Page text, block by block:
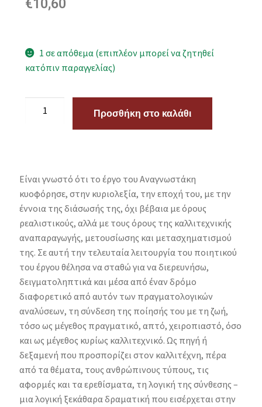
€10,60
1 σε απόθεμα (επιπλέον μπορεί να ζητηθεί
κατόπιν παραγγελίας)
Προσθήκη στο καλάθι
Είναι γνωστό ότι το έργο του Αναγνωστάκη
κυοφόρησε, στην κυριολεξία, την εποχή του, με την
έννοια της διάσωσής της, όχι βέβαια με όρους
ρεαλιστικούς, αλλά με τους όρους της καλλιτεχνικής
αναπαραγωγής, μετουσίωσης και μετασχηματισμού
της. Σε αυτή την τελευταία λειτουργία του ποιητικού
του έργου θέλησα να σταθώ για να διερευνήσω,
δειγματοληπτικά και μέσα από έναν δρόμο
διαφορετικό από αυτόν των πραγματολογικών
αναλύσεων, τη σύνδεση της ποίησής του με τη ζωή,
τόσο ως μέγεθος πραγματικό, απτό, χειροπιαστό, όσο
και ως μέγεθος κυρίως καλλιτεχνικό. Ως πηγή ή
δεξαμενή που προσπορίζει στον καλλιτέχνη, πέρα
από τα θέματα, τους ανθρώπινους τύπους, τις
αφορμές και τα ερεθίσματα, τη λογική της σύνθεσης –
μια λογική ξεκάθαρα δραματική που εισέρχεται στην